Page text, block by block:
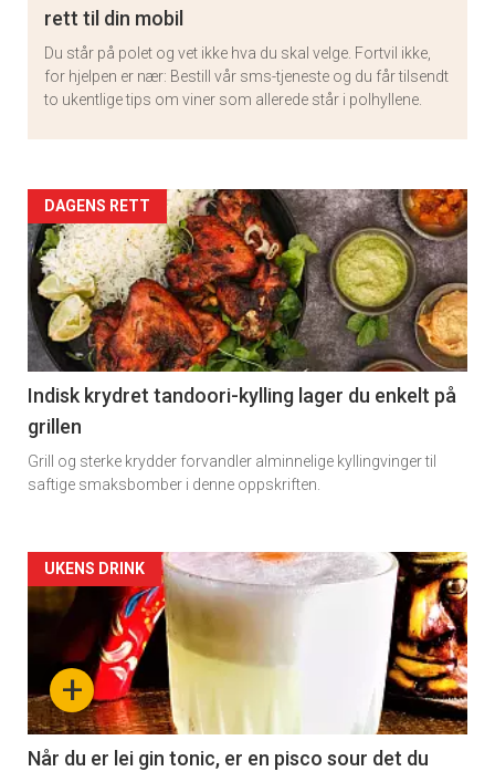
rett til din mobil
Du står på polet og vet ikke hva du skal velge. Fortvil ikke,
for hjelpen er nær: Bestill vår sms-tjeneste og du får tilsendt
to ukentlige tips om viner som allerede står i polhyllene.
Artikler
detail
-
section
11
DAGENS RETT
Indisk krydret tandoori-kylling lager du enkelt på
grillen
Grill og sterke krydder forvandler alminnelige kyllingvinger til
saftige smaksbomber i denne oppskriften.
Artikler
detail
section
11
+
UKENS DRINK
Når du er lei gin tonic, er en pisco sour det du